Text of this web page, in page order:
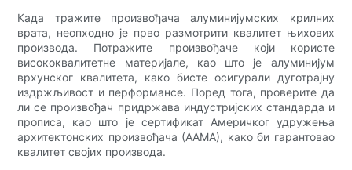
Када тражите произвођача алуминијумских крилних
врата, неопходно је прво размотрити квалитет њихових
производа. Потражите произвођаче који користе
висококвалитетне материјале, као што је алуминијум
врхунског квалитета, како бисте осигурали дуготрајну
издржљивост и перформансе. Поред тога, проверите да
ли се произвођач придржава индустријских стандарда и
прописа, као што је сертификат Америчког удружења
архитектонских произвођача (ААМА), како би гарантовао
квалитет својих производа.